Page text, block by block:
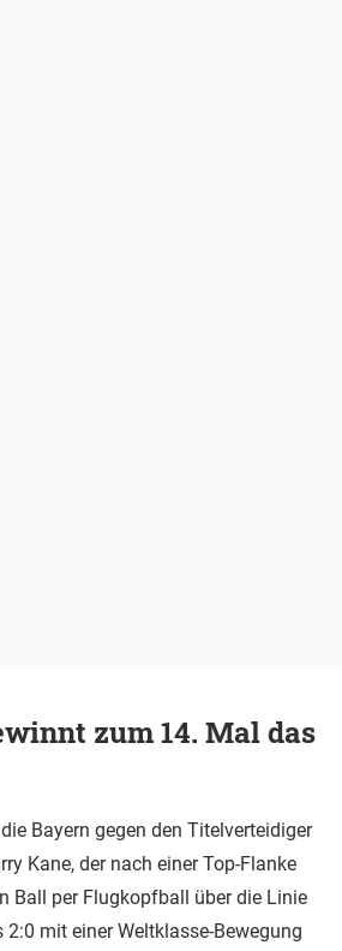
zum 14. Mal das
Bayern gegen den Titelverteidiger
Kane, der nach einer Top-Flanke
Ball per Flugkopfball über die Linie
mit einer Weltklasse-Bewegung